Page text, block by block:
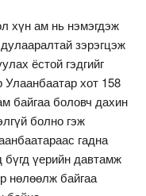
хүн ам нь нэмэгдэж
зэрэгцэж
ёстой гэдгийг
хот 158
байгаа боловч дахин
болно гэж
гадна
үерийн давтамж
нөлөөлж байгаа